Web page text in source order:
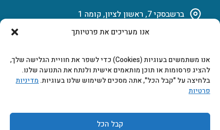
אנו מעריכים את פרטיותך
אנו משתמשים בעוגיות (Cookies) כדי לשפר את חוויית הגלישה שלך,
להציג פרסומות או תוכן מותאמים אישית ולנתח את התנועה שלנו.
בלחיצה על "קבל הכל", אתה מסכים לשימוש שלנו בעוגיות.מדיניות
פרטיות
קבל הכל
ברשבסקי 7, ראשון לציון, קומה 1
marketing@b-tech.co.il